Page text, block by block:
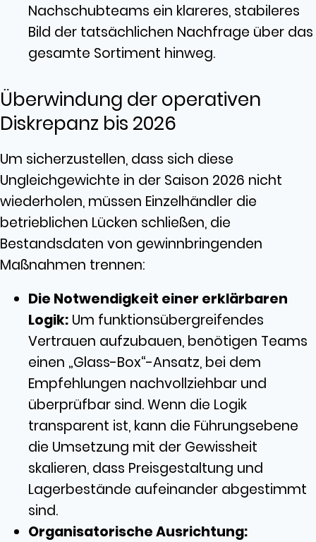
Nachschubteams ein klareres, stabileres
Bild der tatsächlichen Nachfrage über das
gesamte Sortiment hinweg.
Überwindung der operativen
Diskrepanz bis 2026
Um sicherzustellen, dass sich diese
Ungleichgewichte in der Saison 2026 nicht
wiederholen, müssen Einzelhändler die
betrieblichen Lücken schließen, die
Bestandsdaten von gewinnbringenden
Maßnahmen trennen:
Die Notwendigkeit einer erklärbaren
Logik: Um funktionsübergreifendes
Vertrauen aufzubauen, benötigen Teams
einen „Glass-Box“-Ansatz, bei dem
Empfehlungen nachvollziehbar und
überprüfbar sind. Wenn die Logik
transparent ist, kann die Führungsebene
die Umsetzung mit der Gewissheit
skalieren, dass Preisgestaltung und
Lagerbestände aufeinander abgestimmt
sind.
Organisatorische Ausrichtung: